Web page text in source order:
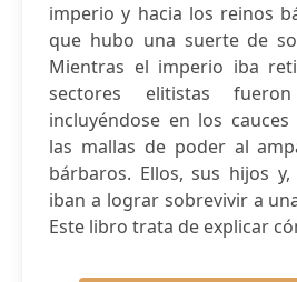
imperio y hacia los reinos
que hubo una suerte de
Mientras el imperio iba
sectores elitistas
incluyéndose en los
las mallas de poder al
bárbaros. Ellos, sus hijos
iban a lograr sobrevivir a
Este libro trata de explicar